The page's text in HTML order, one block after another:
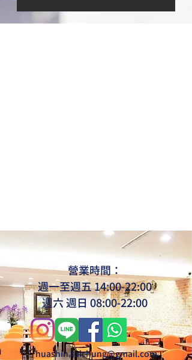
營業時間：
週一至週五 14:00-22:00
週六 週日 08:00-22:00
huashin.taichung@gmail.com